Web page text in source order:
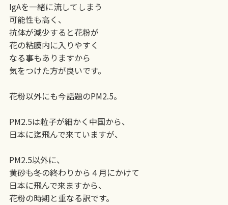
IgAを一緒に流してしまう
可能性も高く、
抗体が減少すると花粉が
花の粘膜内に入りやすく
なる事もありますから
気をつけた方が良いです。
花粉以外にも今話題のPM2.5。
PM2.5は粒子が細かく中国から、
日本に迄飛んで来ていますが、
PM2.5以外に、
黄砂も冬の終わりから４月にかけて
日本に飛んで来ますから、
花粉の時期と重なる訳です。